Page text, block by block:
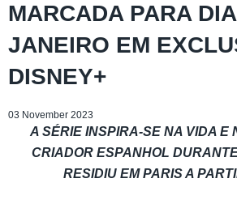
MARCADA PARA
JANEIRO EM
DISNEY+
03 November 2023
A SÉRIE INSPIRA-SE NA VIDA E
CRIADOR ESPANHOL
RESIDIU EM PARIS A